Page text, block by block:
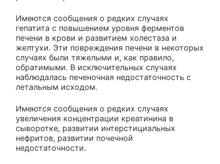
Имеются сообщения о редких случаях
гепатита с повышением уровня ферментов
печени в крови и развитием холестаза и
желтухи. Эти повреждения печени в некоторых
случаях были тяжелыми и, как правило,
обратимыми. В исключительных случаях
наблюдалась печеночная недостаточность с
летальным исходом.
Имеются сообщения о редких случаях
увеличения концентрации креатинина в
сыворотке, развитии интерстициальных
нефритов, развитии почечной
недостаточности.